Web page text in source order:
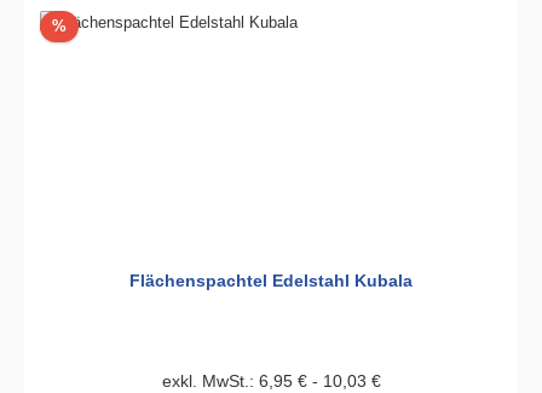
%Rabatt
Flächenspachtel Edelstahl Kubala
exkl. MwSt.: 6,95 € - 10,03 €